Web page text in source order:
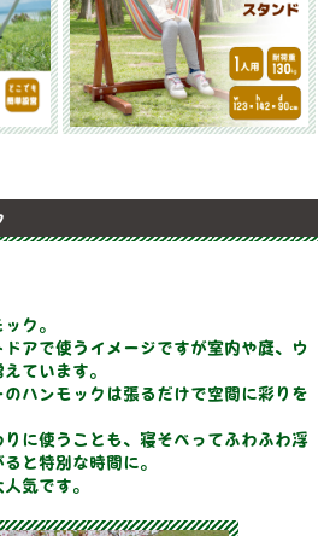
ク。
アで使うイメージですが室内や庭、ウ
ています。
ハンモックは張るだけで空間に彩りを
に使うことも、寝そべってふわふわ浮
と特別な時間に。
気です。